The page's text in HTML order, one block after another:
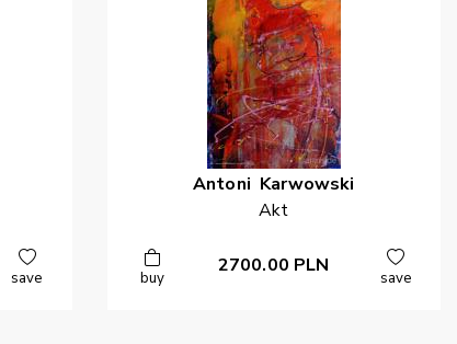
save
Antoni Karwowski
Akt
buy
2700.00 PLN
save